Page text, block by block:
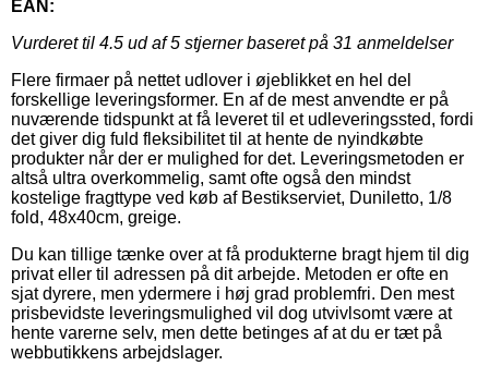
EAN:
Vurderet til 4.5 ud af 5 stjerner baseret på 31 anmeldelser
Flere firmaer på nettet udlover i øjeblikket en hel del
forskellige leveringsformer. En af de mest anvendte er på
nuværende tidspunkt at få leveret til et udleveringssted, fordi
det giver dig fuld fleksibilitet til at hente de nyindkøbte
produkter når der er mulighed for det. Leveringsmetoden er
altså ultra overkommelig, samt ofte også den mindst
kostelige fragttype ved køb af Bestikserviet, Duniletto, 1/8
fold, 48x40cm, greige.
Du kan tillige tænke over at få produkterne bragt hjem til dig
privat eller til adressen på dit arbejde. Metoden er ofte en
sjat dyrere, men ydermere i høj grad problemfri. Den mest
prisbevidste leveringsmulighed vil dog utvivlsomt være at
hente varerne selv, men dette betinges af at du er tæt på
webbutikkens arbejdslager.